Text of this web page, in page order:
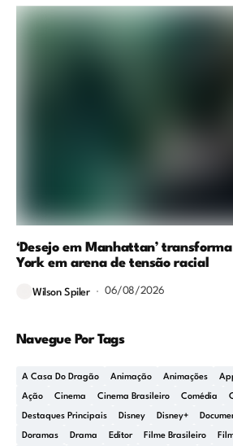
‘Desejo em Manhattan’
York em arena de tensão racial
Wilson Spiler 06/08/2026
Navegue Por Tags
A Casa Do Dragão Animação Animações
Ação Cinema Cinema Brasileiro Comédia
Destaques Principais Disney Disney+
Doramas Drama Editor Filme Brasileiro